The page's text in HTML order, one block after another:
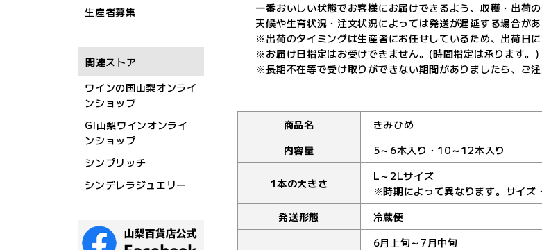
生産者募集
関連ストア
ワインの国山梨オンライ
ンショップ
GI山梨ワインオンライ
ンショップ
シンプリッチ
シンデレラジュエリー
一番おいしい状態でお客様にお届けできるよう、収穫・出荷
天候や生育状況・注文状況によっては発送が遅延する場合が
※出荷のタイミングは生産者にお任せしているため、出荷日
※お届け日指定はお受けできません。(時間指定は承ります。)
※長期不在等で受け取りができない期間がありましたら、ご
商品名
きみひめ
内容量
5～6本入り・10～12本入り
1本の大きさ
L～2Lサイズ
※時期によって異なります。サイズ
発送形態
冷蔵便
6月上旬～7月中旬